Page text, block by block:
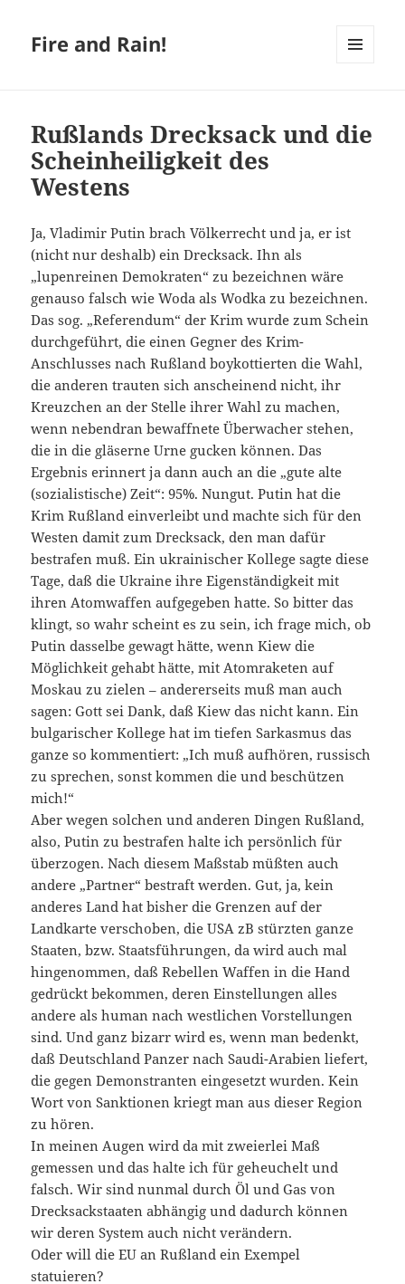
Fire and Rain!
Rußlands Drecksack und die
Scheinheiligkeit des
Westens
Ja, Vladimir Putin brach Völkerrecht und ja, er ist
(nicht nur deshalb) ein Drecksack. Ihn als
„lupenreinen Demokraten“ zu bezeichnen wäre
genauso falsch wie Woda als Wodka zu bezeichnen.
Das sog. „Referendum“ der Krim wurde zum Schein
durchgeführt, die einen Gegner des Krim-
Anschlusses nach Rußland boykottierten die Wahl,
die anderen trauten sich anscheinend nicht, ihr
Kreuzchen an der Stelle ihrer Wahl zu machen,
wenn nebendran bewaffnete Überwacher stehen,
die in die gläserne Urne gucken können. Das
Ergebnis erinnert ja dann auch an die „gute alte
(sozialistische) Zeit“: 95%. Nungut. Putin hat die
Krim Rußland einverleibt und machte sich für den
Westen damit zum Drecksack, den man dafür
bestrafen muß. Ein ukrainischer Kollege sagte diese
Tage, daß die Ukraine ihre Eigenständigkeit mit
ihren Atomwaffen aufgegeben hatte. So bitter das
klingt, so wahr scheint es zu sein, ich frage mich, ob
Putin dasselbe gewagt hätte, wenn Kiew die
Möglichkeit gehabt hätte, mit Atomraketen auf
Moskau zu zielen – andererseits muß man auch
sagen: Gott sei Dank, daß Kiew das nicht kann. Ein
bulgarischer Kollege hat im tiefen Sarkasmus das
ganze so kommentiert: „Ich muß aufhören, russisch
zu sprechen, sonst kommen die und beschützen
mich!“
Aber wegen solchen und anderen Dingen Rußland,
also, Putin zu bestrafen halte ich persönlich für
überzogen. Nach diesem Maßstab müßten auch
andere „Partner“ bestraft werden. Gut, ja, kein
anderes Land hat bisher die Grenzen auf der
Landkarte verschoben, die USA zB stürzten ganze
Staaten, bzw. Staatsführungen, da wird auch mal
hingenommen, daß Rebellen Waffen in die Hand
gedrückt bekommen, deren Einstellungen alles
andere als human nach westlichen Vorstellungen
sind. Und ganz bizarr wird es, wenn man bedenkt,
daß Deutschland Panzer nach Saudi-Arabien liefert,
die gegen Demonstranten eingesetzt wurden. Kein
Wort von Sanktionen kriegt man aus dieser Region
zu hören.
In meinen Augen wird da mit zweierlei Maß
gemessen und das halte ich für geheuchelt und
falsch. Wir sind nunmal durch Öl und Gas von
Drecksackstaaten abhängig und dadurch können
wir deren System auch nicht verändern.
Oder will die EU an Rußland ein Exempel
statuieren?